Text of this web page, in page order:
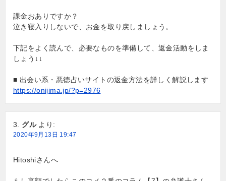
課金おありですか？
泣き寝入りしないで、お金を取り戻しましょう。
下記をよく読んで、必要なものを準備して、返金活動をしま
しょう↓↓
■ 出会い系・悪徳占いサイトの返金方法を詳しく解説します
https://onijima.jp/?p=2976
グル より:
2020年9月13日 19:47
Hitoshiさんへ